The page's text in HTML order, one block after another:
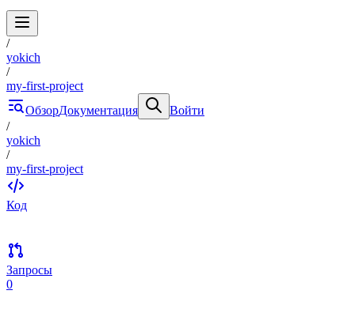
/
yokich
/
my-first-project
ОбзорДокументация
Войти
/
yokich
/
my-first-project
Код
Запросы
0